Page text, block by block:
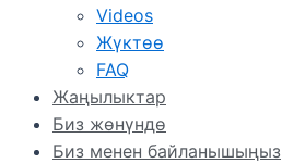
Videos
Жүктөө
FAQ
Жаңылыктар
Биз жөнүндө
Биз менен байланышыңыз